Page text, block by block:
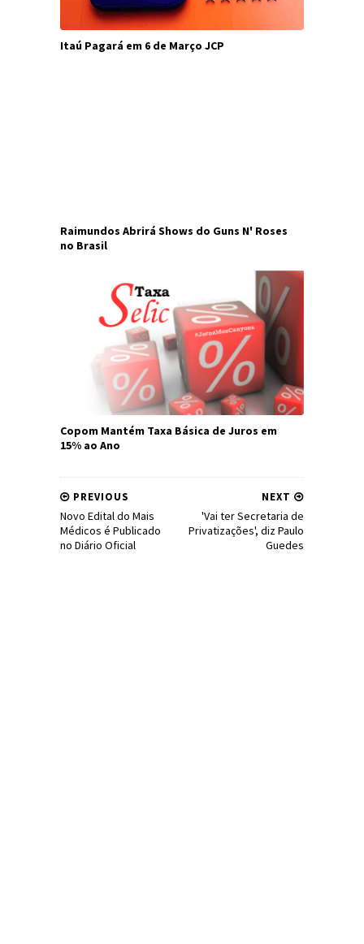
Itaú Pagará em 6 de Março JCP
Raimundos Abrirá Shows do Guns N' Roses
no Brasil
Copom Mantém Taxa Básica de Juros em
15% ao Ano
NEXT
'Vai ter Secretaria de
Privatizações', diz Paulo
Guedes
PREVIOUS
Novo Edital do Mais
Médicos é Publicado
no Diário Oficial